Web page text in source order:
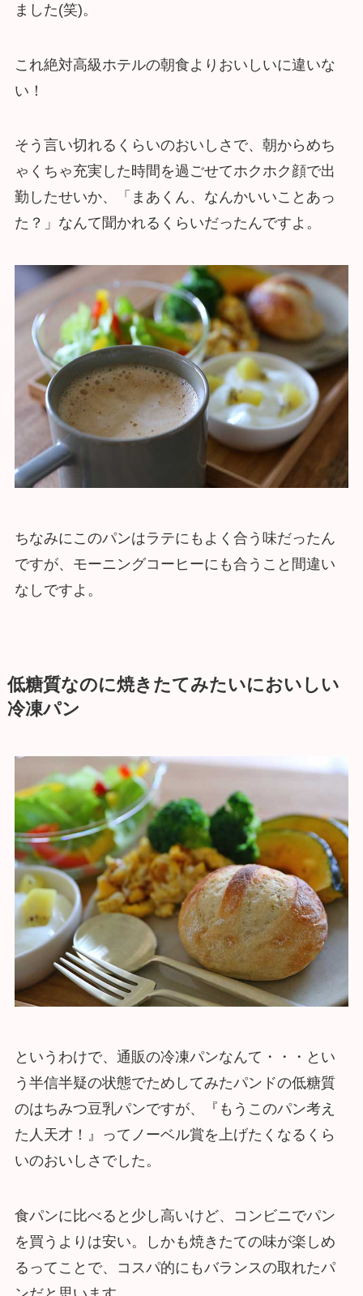
ました(笑)。
これ絶対高級ホテルの朝食よりおいしいに違いな
い！
そう言い切れるくらいのおいしさで、朝からめち
ゃくちゃ充実した時間を過ごせてホクホク顔で出
勤したせいか、「まあくん、なんかいいことあっ
た？」なんて聞かれるくらいだったんですよ。
ちなみにこのパンはラテにもよく合う味だったん
ですが、モーニングコーヒーにも合うこと間違い
なしですよ。
低糖質なのに焼きたてみたいにおいしい
冷凍パン
というわけで、通販の冷凍パンなんて・・・とい
う半信半疑の状態でためしてみたパンドの低糖質
のはちみつ豆乳パンですが、『もうこのパン考え
た人天才！』ってノーベル賞を上げたくなるくら
いのおいしさでした。
食パンに比べると少し高いけど、コンビニでパン
を買うよりは安い。しかも焼きたての味が楽しめ
るってことで、コスパ的にもバランスの取れたパ